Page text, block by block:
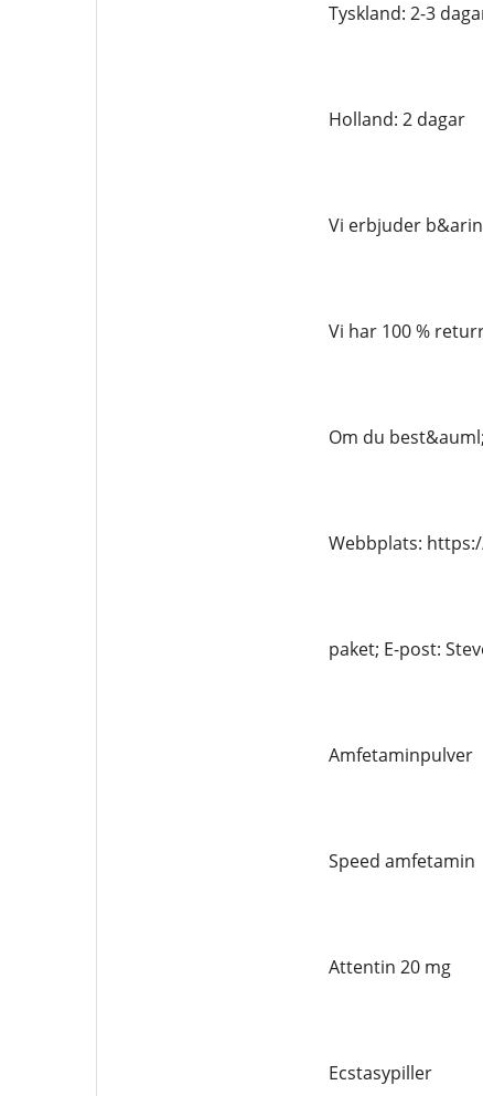
Tyskland: 2-3
Holland: 2 dagar
Vi erbjuder
Vi har 100 %
Om du
Webbplats:
paket; E-post:
Amfetaminpulver
Speed ​​amfetamin
Attentin 20 mg
Ecstasypiller